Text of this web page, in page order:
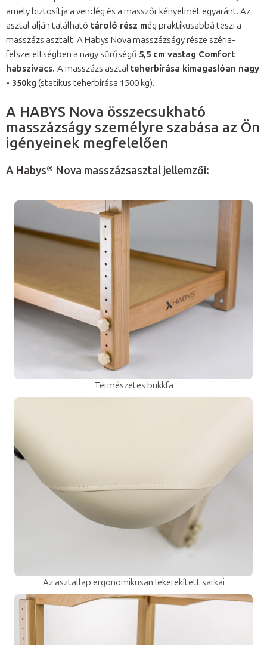
amely biztosítja a vendég és a masszőr kényelmét egyaránt. Az
asztal alján található tároló rész még praktikusabbá teszi a
masszázs asztalt. A Habys Nova masszázságy része széria-
felszereltségben a nagy sűrűségű 5,5 cm vastag Comfort
habszivacs. A masszázs asztal teherbírása kimagaslóan nagy
- 350kg (statikus teherbírása 1500 kg).
A HABYS Nova összecsukható
masszázságy személyre szabása az Ön
igényeinek megfelelően
A Habys® Nova masszázsasztal jellemzői:
Természetes bükkfa
Az asztallap ergonomikusan lekerekített sarkai